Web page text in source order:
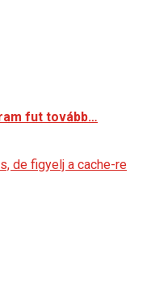
fut tovább…
de figyelj a cache-re